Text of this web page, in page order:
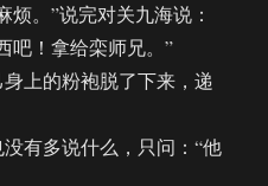
。”说完对关九海说：
吧！拿给栾师兄。”
上的粉袍脱了下来，递
有多说什么，只问：“他